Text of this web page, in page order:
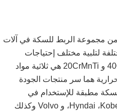
مجموعة الربط للسكة في آلات
لتلبية مختلف إحتياجات
التطبيقات. فولاذ الكربون 45#، 40Cr و 20CrMnTi هي ثلاثية مواد
هما سر منتجات الجودة
مطبقة للإستخدام في
، Hyndai، وVolvo وكذلك